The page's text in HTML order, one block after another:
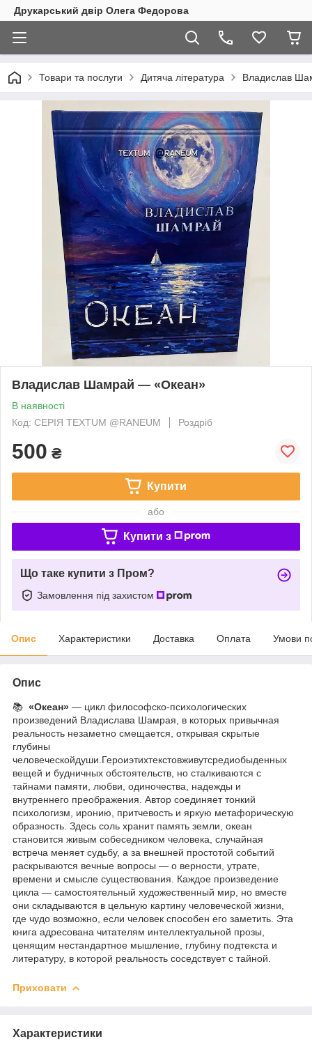
Друкарський двір Олега Федорова
Товари та послуги Дитяча література Владислав
Владислав Шамрай — «Океан»
В наявності
Код: СЕРІЯ TEXTUM @RANEUM
Роздріб
500 ₴
Купити
або
Купити з
Що таке купити з Пром?
Замовлення під захистом
Опис Характеристики Доставка Оплата Умови
Опис
📚 «Океан» — цикл философско-психологических
произведений Владислава Шамрая, в которых привычная
реальность незаметно смещается, открывая скрытые
глубины
человеческойдуши.Героиэтихтекстовживутсредиобыденных
вещей и будничных обстоятельств, но сталкиваются с
тайнами памяти, любви, одиночества, надежды и
внутреннего преображения. Автор соединяет тонкий
психологизм, иронию, притчевость и яркую метафорическую
образность. Здесь соль хранит память земли, океан
становится живым собеседником человека, случайная
встреча меняет судьбу, а за внешней простотой событий
раскрываются вечные вопросы — о верности, утрате,
времени и смысле существования. Каждое произведение
цикла — самостоятельный художественный мир, но вместе
они складываются в цельную картину человеческой жизни,
где чудо возможно, если человек способен его заметить. Эта
книга адресована читателям интеллектуальной прозы,
ценящим нестандартное мышление, глубину подтекста и
литературу, в которой реальность соседствует с тайной.
Приховати
Характеристики